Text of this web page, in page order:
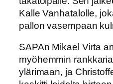
Kalle Vanhatalolle,
pallon vasempaan
SAPAn Mikael Virta
myöhemmin
ylärimaan, ja